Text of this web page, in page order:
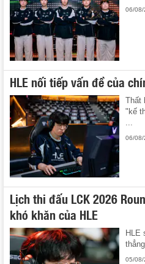
06/08/
HLE nối tiếp vấn đề của
Thất
"kế
06/08/
Lịch thi đấu LCK 2026
khó khăn của HLE
HLE
05/08/